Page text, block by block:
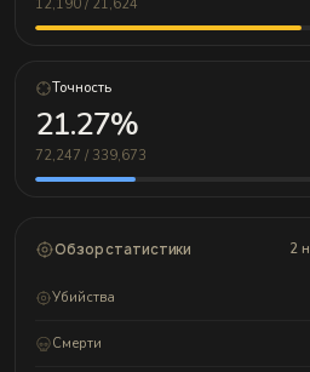
12,190 / 21,624
Точность
21.27%
72,247 / 339,673
Обзор статистики 2
Убийства
Смерти